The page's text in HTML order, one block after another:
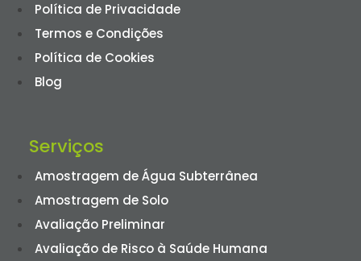
Política de Privacidade
Termos e Condições
Política de Cookies
Blog
Serviços
Amostragem de Água Subterrânea
Amostragem de Solo
Avaliação Preliminar
Avaliação de Risco à Saúde Humana